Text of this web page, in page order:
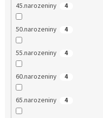
45.narozeniny 4
50.narozeniny 4
55.narozeniny 4
60.narozeniny 4
65.narozeniny 4